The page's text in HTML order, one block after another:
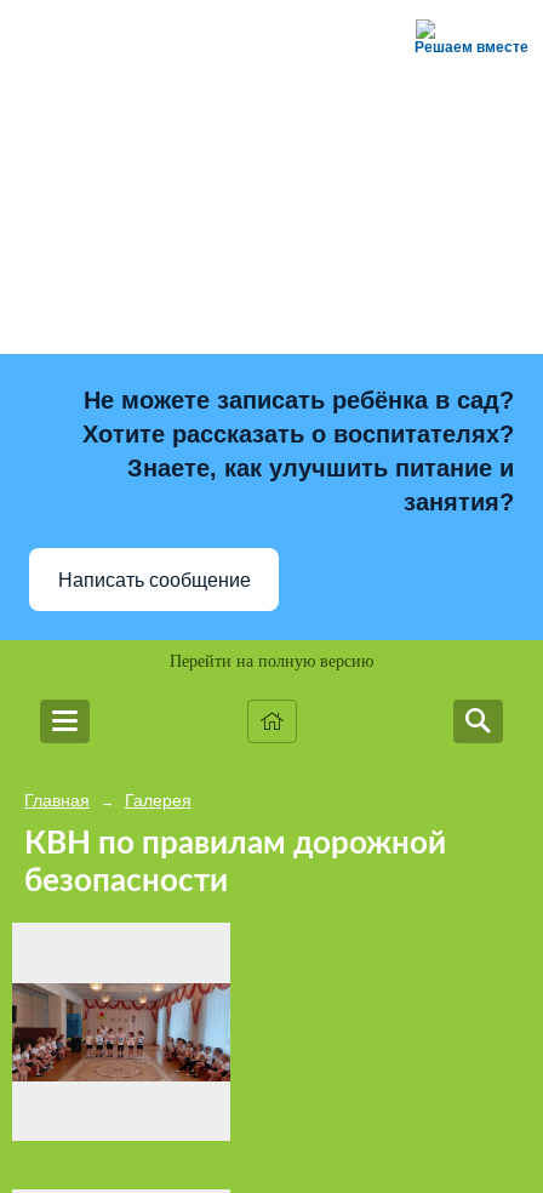
Решаем вместе
Не можете записать ребёнка в сад?
Хотите рассказать о воспитателях?
Знаете, как улучшить питание и
занятия?
Написать сообщение
Перейти на полную версию
Главная → Галерея
КВН по правилам дорожной
безопасности